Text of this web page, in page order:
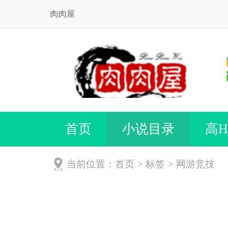
肉肉屋
首页 小说目录 高H
当前位置：首页 > 标签 > 网游竞技